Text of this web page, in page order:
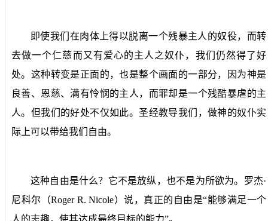
即使我们在肉体上得以脱离一个残暴主人的奴役，而转
去做一个仁慈而又有爱心的主人之奴仆，我们仍然得了好
处。这种转变是正面的，也是整个画面的一部分，因为神是
良善、恩慈、满有怜悯的主人，而罪却是一个残酷暴虐的主
人。但我们的好处不仅如此。圣经教导我们，做神的奴仆实
际上可以带给我们自由。
这种自由是什么？它不是放纵，也不是为所欲为。罗杰·
尼科尔（Roger R. Nicole）说，真正的自由是“能够满足一个
人的志趣，使其达成最终目标的能力”。